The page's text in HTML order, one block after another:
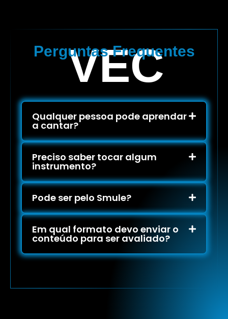
VEC
Qualquer pessoa pode aprendar
a cantar?
Preciso saber tocar algum
instrumento?
Pode ser pelo Smule?
Em qual formato devo enviar o
conteúdo para ser avaliado?
Perguntas Frequentes